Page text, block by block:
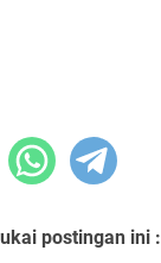
postingan ini :